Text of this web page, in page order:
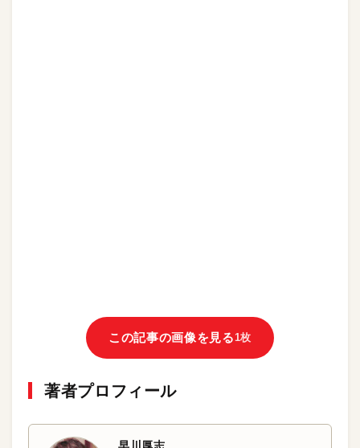
この記事の画像を見る1枚
著者プロフィール